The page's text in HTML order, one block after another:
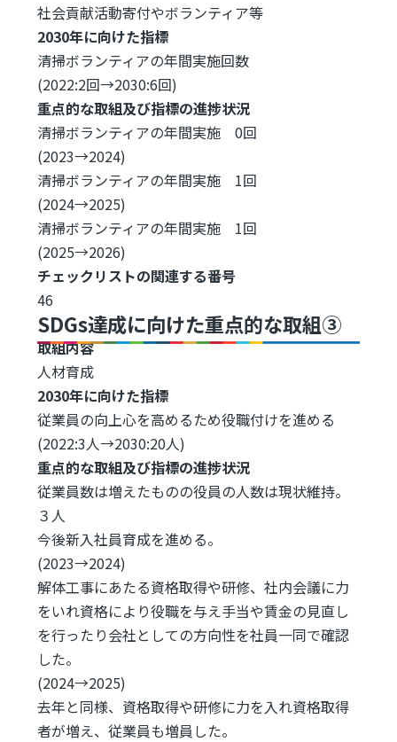
社会貢献活動寄付やボランティア等
2030年に向けた指標
清掃ボランティアの年間実施回数
(2022:2回→2030:6回)
重点的な取組及び指標の進捗状況
清掃ボランティアの年間実施 0回
(2023→2024)
清掃ボランティアの年間実施 1回
(2024→2025)
清掃ボランティアの年間実施 1回
(2025→2026)
チェックリストの関連する番号
46
SDGs達成に向けた重点的な取組③
取組内容
人材育成
2030年に向けた指標
従業員の向上心を高めるため役職付けを進める
(2022:3人→2030:20人)
重点的な取組及び指標の進捗状況
従業員数は増えたものの役員の人数は現状維持。
３人
今後新入社員育成を進める。
(2023→2024)
解体工事にあたる資格取得や研修、社内会議に力
をいれ資格により役職を与え手当や賃金の見直し
を行ったり会社としての方向性を社員一同で確認
した。
(2024→2025)
去年と同様、資格取得や研修に力を入れ資格取得
者が増え、従業員も増員した。